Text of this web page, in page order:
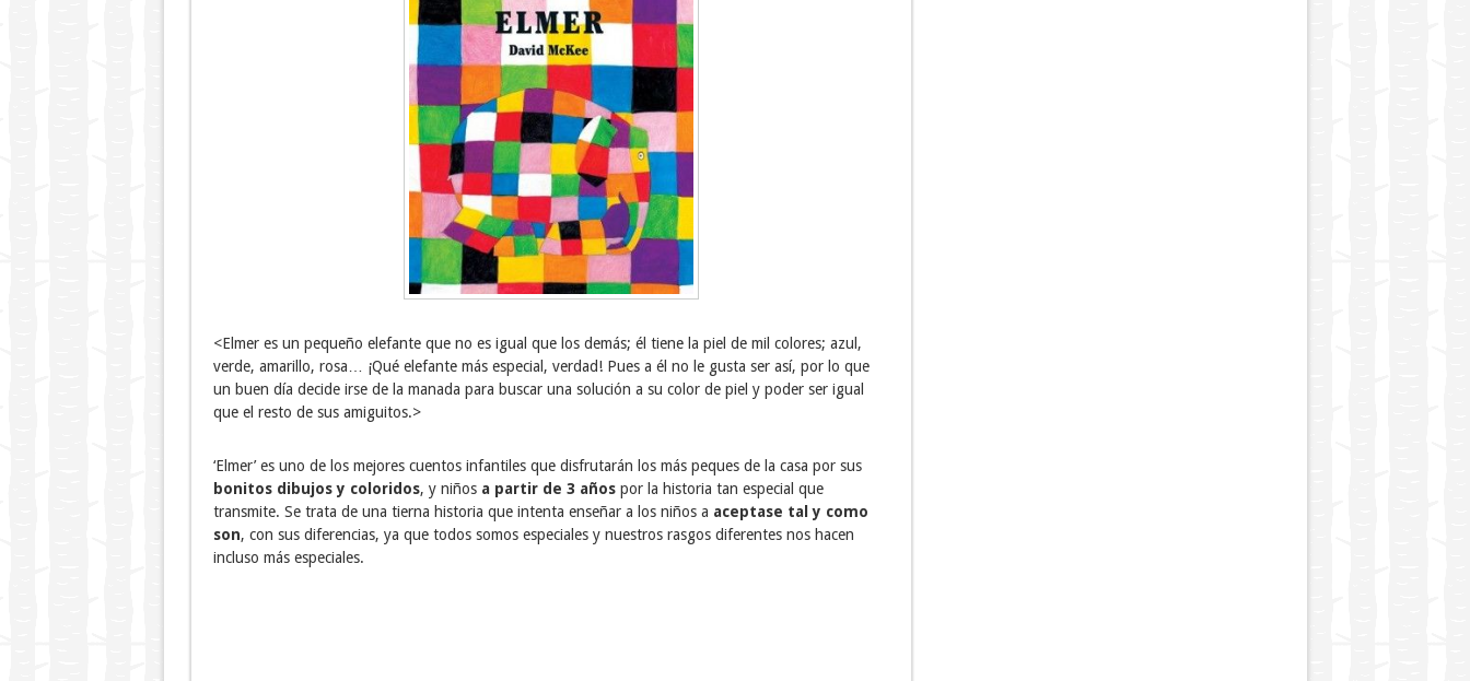
<Elmer es un pequeño elefante que no es igual que los demás; él tiene la piel de mil colores; azul,
verde, amarillo, rosa… ¡Qué elefante más especial, verdad! Pues a él no le gusta ser así, por lo que
un buen día decide irse de la manada para buscar una solución a su color de piel y poder ser igual
que el resto de sus amiguitos.>
‘Elmer’ es uno de los mejores cuentos infantiles que disfrutarán los más peques de la casa por sus
bonitos dibujos y coloridos, y niñosa partir de 3 añospor la historia tan especial que
transmite. Se trata de una tierna historia que intenta enseñar a los niños a aceptase tal y como
son, con sus diferencias, ya que todos somos especiales y nuestros rasgos diferentes nos hacen
incluso más especiales.